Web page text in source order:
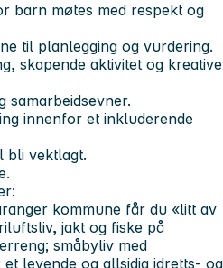
barn møtes med respekt og
til planlegging og vurdering.
skapende aktivitet og kreative
samarbeidsevner.
innenfor et inkluderende
bli vektlagt.
kommune får du «litt av
jakt og fiske på
småbyliv med
levende og allsidig idretts- og